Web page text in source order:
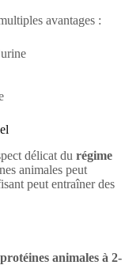
avantages :
délicat du régime
animales peut
peut entraîner des
animales à 2-